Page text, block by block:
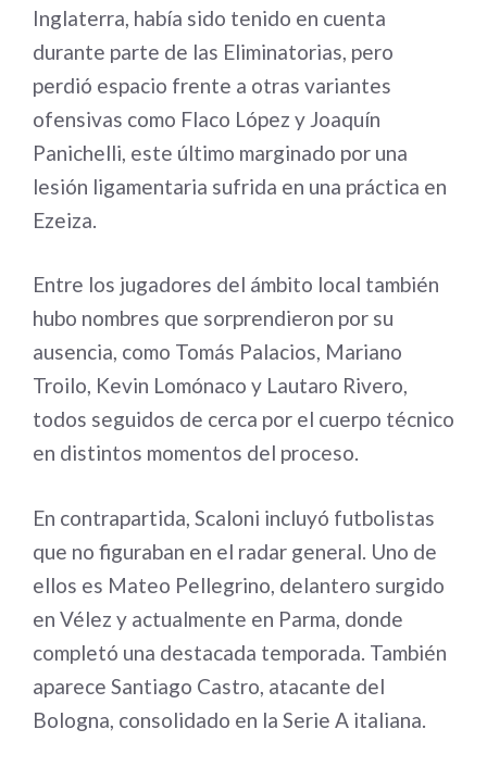
Inglaterra, había sido tenido en cuenta
durante parte de las Eliminatorias, pero
perdió espacio frente a otras variantes
ofensivas como Flaco López y Joaquín
Panichelli, este último marginado por una
lesión ligamentaria sufrida en una práctica en
Ezeiza.
Entre los jugadores del ámbito local también
hubo nombres que sorprendieron por su
ausencia, como Tomás Palacios, Mariano
Troilo, Kevin Lomónaco y Lautaro Rivero,
todos seguidos de cerca por el cuerpo técnico
en distintos momentos del proceso.
En contrapartida, Scaloni incluyó futbolistas
que no figuraban en el radar general. Uno de
ellos es Mateo Pellegrino, delantero surgido
en Vélez y actualmente en Parma, donde
completó una destacada temporada. También
aparece Santiago Castro, atacante del
Bologna, consolidado en la Serie A italiana.